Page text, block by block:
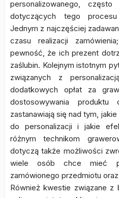
personalizowanego,
dotyczących tego
Jednym z najczęściej
czasu realizacji
pewność, że ich prezent
zaślubin. Kolejnym istotnym
związanych z
dodatkowych opłat za
dostosowywania
zastanawiają się nad tym,
do personalizacji i jakie
różnym technikom
dotyczą także możliwości
wiele osób chce mieć
zamówionego przedmiotu
Również kwestie związane